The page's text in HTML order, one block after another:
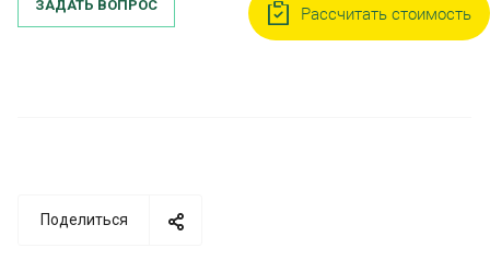
ЗАДАТЬ ВОПРОС
Поделиться
Рассчитать стоимость